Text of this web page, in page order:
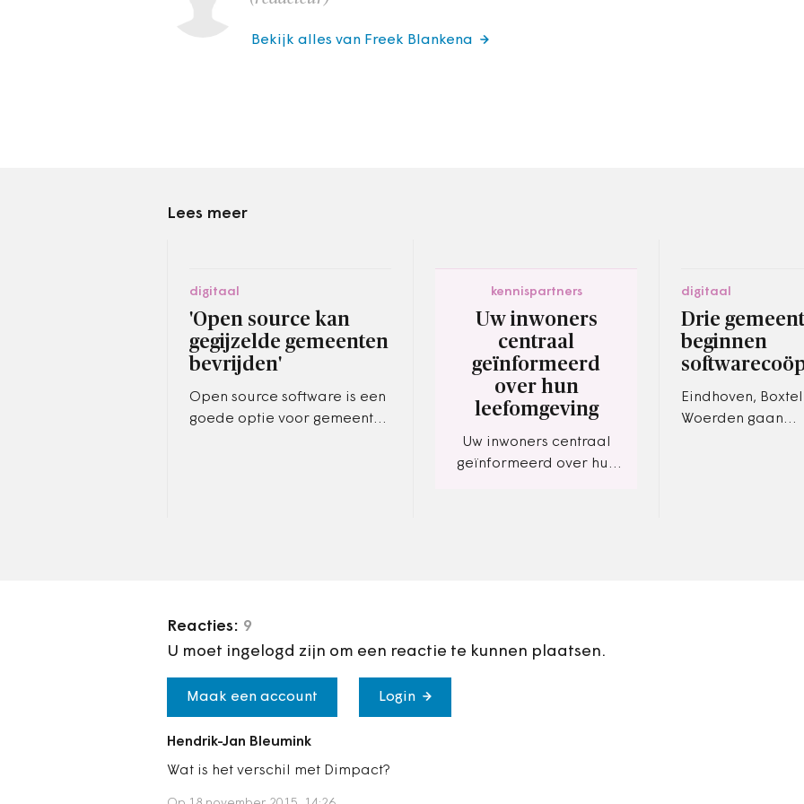
Bekijk alles van Freek Blankena
Lees meer
digitaal
'Open source kan
gegijzelde gemeenten
bevrijden'
Open source software is een
goede optie voor gemeenten
kennispartners
Uw inwoners
centraal
geïnformeerd
over hun
leefomgeving
Uw inwoners centraal
geïnformeerd over hun
digitaal
Drie
beginnen
Eindhoven,
Woerden gaan
Reacties: 9
U moet ingelogd zijn om een reactie te kunnen plaatsen.
Maak een account Login
Hendrik-Jan Bleumink
Wat is het verschil met Dimpact?